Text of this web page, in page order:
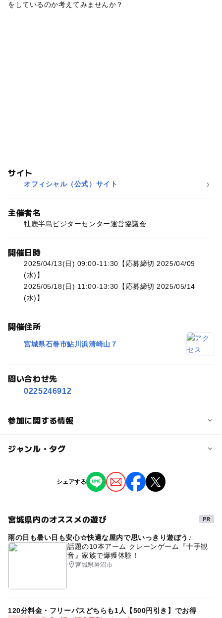
をしているのか考えてみませんか？
サイト
オフィシャル（公式）サイト
主催者名
牡鹿半島ビジターセンター運営協議会
開催日時
2025/04/13(日) 09:00-11:30【応募締切 2025/04/09
(水)】
2025/05/18(日) 11:00-13:30【応募締切 2025/05/14
(水)】
開催住所
宮城県石巻市鮎川浜清崎山７
問い合わせ先
0225246912
参加に関する情報
定員
予約/応募
予約必要
ジャンル・タグ
タグ
自然 自然観察 野外観察 観察会 海
シェアする
宮城県内のオススメの遊び
雨の日も暑い日も安心☆快適な屋内で思いっきり遊ぼう♪
話題の10本アーム クレーンゲーム『十手観
音』家族で爆獲体験！
宮城県岩沼市
120分料金・フリーパスどちらも1人【500円引き】でお得